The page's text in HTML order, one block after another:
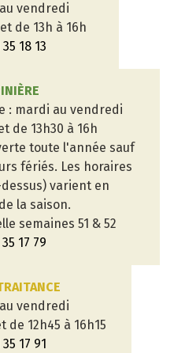
vendredi
de 13h à 16h
18 13
: mardi au vendredi
de 13h30 à 16h
toute l'année sauf
fériés. Les horaires
varient en
la saison.
semaines 51 & 52
17 79
vendredi
de 12h45 à 16h15
17 91